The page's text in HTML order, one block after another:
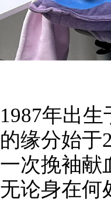
1987年出
的缘分始于
一次挽袖献
无论身在